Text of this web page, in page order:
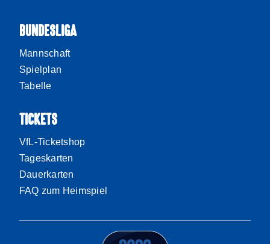
BUNDESLIGA
Mannschaft
Spielplan
Tabelle
TICKETS
VfL-Ticketshop
Tageskarten
Dauerkarten
FAQ zum Heimspiel